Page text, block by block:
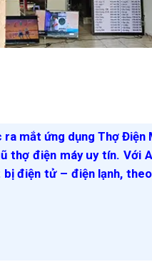
mắt ứng dụng Thợ
thợ điện máy uy tín. Với
điện tử – điện lạnh,